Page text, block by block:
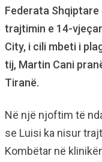
Federata
trajtimin e 14-
City, i cili mbeti i
tij, Martin Cani
Tiranë.
Në një njoftim të
se Luisi ka nisur
Kombëtar në